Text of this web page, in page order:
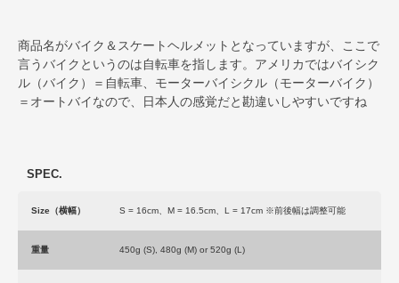
商品名がバイク＆スケートヘルメットとなっていますが、ここで
言うバイクというのは自転車を指します。アメリカではバイシク
ル（バイク）＝自転車、モーターバイシクル（モーターバイク）
＝オートバイなので、日本人の感覚だと勘違いしやすいですね
SPEC.
Size（横幅） S = 16cm、M = 16.5cm、L = 17cm ※前後幅は調整可能
重量 450g (S), 480g (M) or 520g (L)